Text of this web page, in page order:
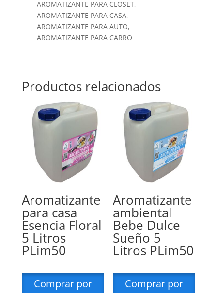
AROMATIZANTE PARA CLOSET,
AROMATIZANTE PARA CASA,
AROMATIZANTE PARA AUTO,
AROMATIZANTE PARA CARRO
Productos relacionados
Aromatizante
para casa
Esencia Floral
5 Litros
PLim50
Comprar por
Aromatizante
ambiental
Bebe Dulce
Sueño 5
Litros PLim50
Comprar por